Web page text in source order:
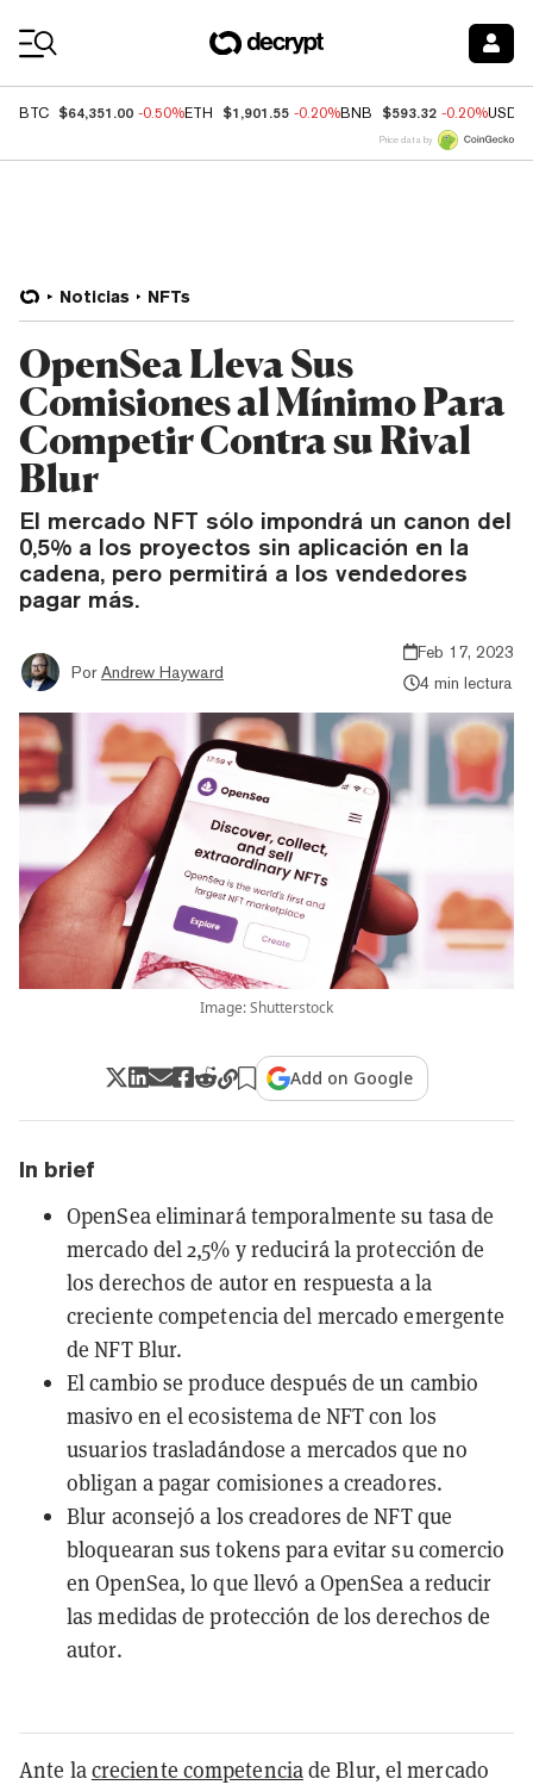
BTC $64,351.00 -0.50%ETH $1,901.55 -0.20%BNB $593.32 -0.20%USDC
Price data by
Noticias NFTs
OpenSea Lleva Sus
Comisiones al Mínimo Para
Competir Contra su Rival
Blur
El mercado NFT sólo impondrá un canon del
0,5% a los proyectos sin aplicación en la
cadena, pero permitirá a los vendedores
pagar más.
Por Andrew Hayward
Feb 17, 2023
4 min lectura
Image: Shutterstock
Add on Google
In brief
OpenSea eliminará temporalmente su tasa de
mercado del 2,5% y reducirá la protección de
los derechos de autor en respuesta a la
creciente competencia del mercado emergente
de NFT Blur.
El cambio se produce después de un cambio
masivo en el ecosistema de NFT con los
usuarios trasladándose a mercados que no
obligan a pagar comisiones a creadores.
Blur aconsejó a los creadores de NFT que
bloquearan sus tokens para evitar su comercio
en OpenSea, lo que llevó a OpenSea a reducir
las medidas de protección de los derechos de
autor.
Ante lacreciente competenciade Blur, el mercado